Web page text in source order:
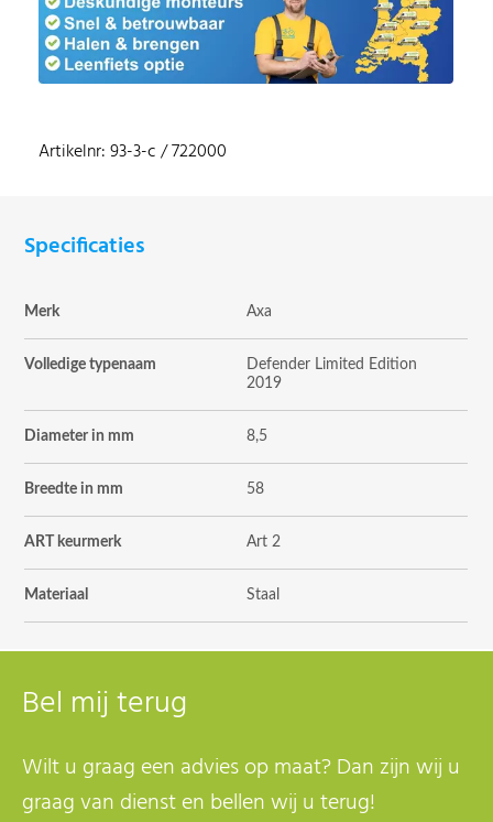
Artikelnr: 93-3-c / 722000
Specificaties
Merk Axa
Volledige typenaam
Defender Limited Edition
2019
Diameter in mm 8,5
Breedte in mm 58
ART keurmerk Art 2
Materiaal Staal
Bel mij terug
Wilt u graag een advies op maat? Dan zijn wij u
graag van dienst en bellen wij u terug!